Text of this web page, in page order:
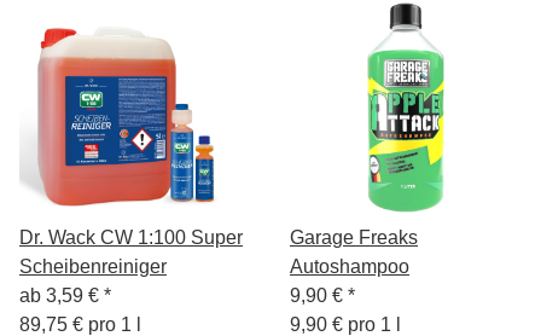
Dr. Wack CW 1:100 Super
Scheibenreiniger
ab 3,59 € *
89,75 € pro 1 l
Garage Freaks
Autoshampoo
9,90 € *
9,90 € pro 1 l